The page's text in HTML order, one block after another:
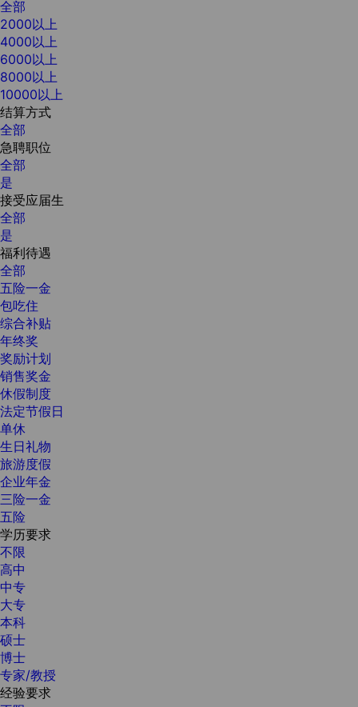
全部
2000以上
4000以上
6000以上
8000以上
10000以上
结算方式
全部
急聘职位
全部
是
接受应届生
全部
是
福利待遇
全部
五险一金
包吃住
综合补贴
年终奖
奖励计划
销售奖金
休假制度
法定节假日
单休
生日礼物
旅游度假
企业年金
三险一金
五险
学历要求
不限
高中
中专
大专
本科
硕士
博士
专家/教授
经验要求